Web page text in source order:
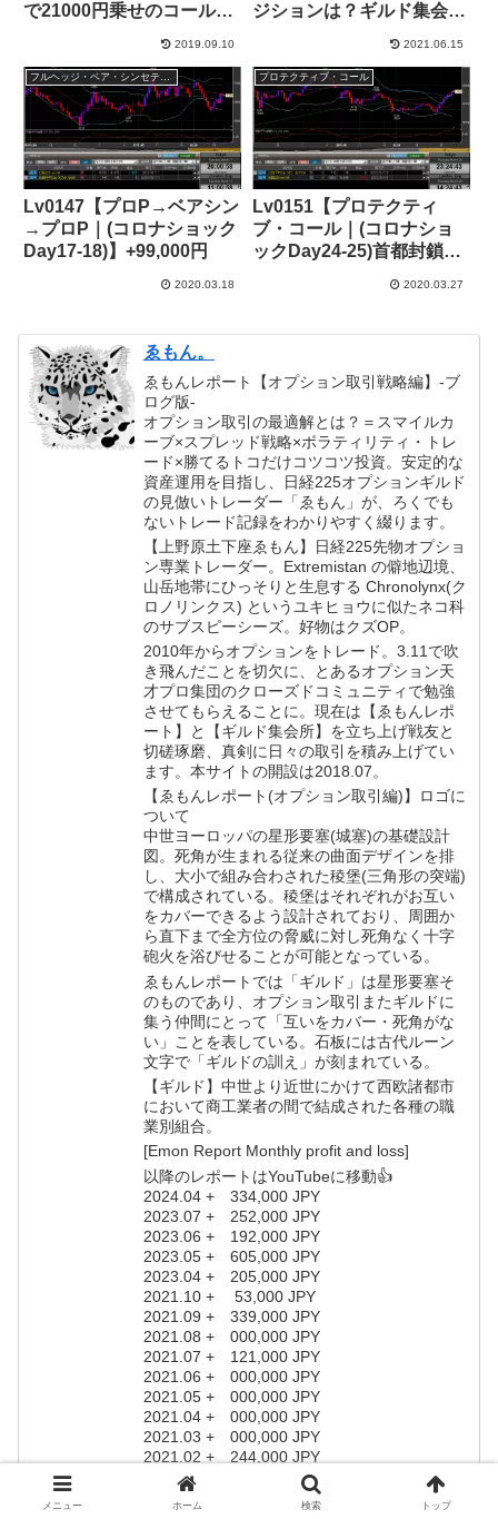
で21000円乗せのコール盛
2019.09.10
ジションは？ギルド集会所
2021.06.15
Lv0147【プロP→ベアシン
→プロP｜(コロナショック
Day17-18)】+99,000円
2020.03.18
プロテクティブ・コール
Lv0151【プロテクティ
ブ・コール｜(コロナショ
ックDay24-25)首都封鎖前
金曜ナイト】+244,000円
2020.03.27
ゑもん。
ゑもんレポート【オプション取引戦略編】-ブ
ログ版-
オプション取引の最適解とは？＝スマイルカ
ーブ×スプレッド戦略×ボラティリティ・トレ
ード×勝てるトコだけコツコツ投資。安定的な
資産運用を目指し、日経225オプションギルド
の見倣いトレーダー「ゑもん」が、ろくでも
ないトレード記録をわかりやすく綴ります。
【上野原土下座ゑもん】日経225先物オプショ
ン専業トレーダー。Extremistan の僻地辺境、
山岳地帯にひっそりと生息する Chronolynx(ク
ロノリンクス) というユキヒョウに似たネコ科
のサブスピーシーズ。好物はクズOP。
2010年からオプションをトレード。3.11で吹
き飛んだことを切欠に、とあるオプション天
才プロ集団のクローズドコミュニティで勉強
させてもらえることに。現在は【ゑもんレポ
ート】と【ギルド集会所】を立ち上げ戦友と
切磋琢磨、真剣に日々の取引を積み上げてい
ます。本サイトの開設は2018.07。
【ゑもんレポート(オプション取引編)】ロゴに
ついて
中世ヨーロッパの星形要塞(城塞)の基礎設計
図。死角が生まれる従来の曲面デザインを排
し、大小で組み合わされた稜堡(三角形の突端)
で構成されている。稜堡はそれぞれがお互い
をカバーできるよう設計されており、周囲か
ら直下まで全方位の脅威に対し死角なく十字
砲火を浴びせることが可能となっている。
ゑもんレポートでは「ギルド」は星形要塞そ
のものであり、オプション取引またギルドに
集う仲間にとって「互いをカバー・死角がな
い」ことを表している。石板には古代ルーン
文字で「ギルドの訓え」が刻まれている。
【ギルド】中世より近世にかけて西欧諸都市
において商工業者の間で結成された各種の職
業別組合。
[Emon Report Monthly profit and loss]
以降のレポートはYouTubeに移動👍
2024.04 + 334,000 JPY
2023.07 + 252,000 JPY
2023.06 + 192,000 JPY
2023.05 + 605,000 JPY
2023.04 + 205,000 JPY
2021.10 + 53,000 JPY
2021.09 + 339,000 JPY
2021.08 + 000,000 JPY
2021.07 + 121,000 JPY
2021.06 + 000,000 JPY
2021.05 + 000,000 JPY
2021.04 + 000,000 JPY
2021.03 + 000,000 JPY
2021.02 + 244,000 JPY
2021.01 + 133,000 JPY
2020.12 + 32,000 JPY
メニュー ホーム 検索 トップ